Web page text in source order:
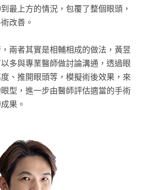
最上方的情況，包覆了整個眼頭，
改善。
兩者其實是相輔相成的做法，黃昱
多與專業醫師做討論溝通，透過眼
、推開眼頭等，模擬術後效果，來
型，進一步由醫師評估適當的手術
果。